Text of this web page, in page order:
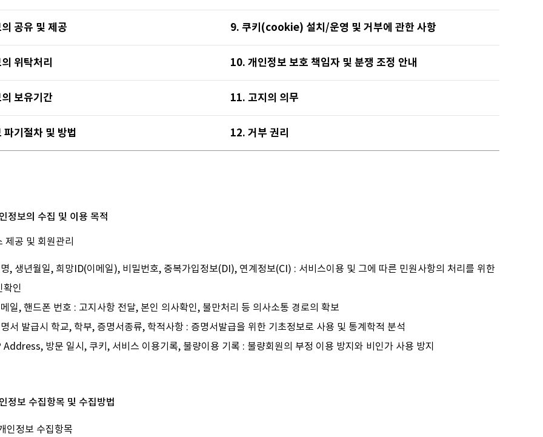
공유 및 제공 9. 쿠키(cookie) 설치/운영 및 거부에 관한 사항
위탁처리 10. 개인정보 보호 책임자 및 분쟁 조정 안내
보유기간 11. 고지의 의무
기절차 및 방법 12. 거부 권리
정보의 수집 및 이용 목적
제공 및 회원관리
, 생년월일, 희망ID(이메일), 비밀번호, 중복가입정보(DI), 연계정보(CI) : 서비스이용 및 그에 따른 민원사항의 처리를 위한
확인
일, 핸드폰 번호 : 고지사항 전달, 본인 의사확인, 불만처리 등 의사소통 경로의 확보
서 발급시 학교, 학부, 증명서종류, 학적사항 : 증명서발급을 위한 기초정보로 사용 및 통계학적 분석
방문 일시, 쿠키, 서비스 이용기록, 불량이용 기록 : 불량회원의 부정 이용 방지와 비인가 사용 방지
정보 수집항목 및 수집방법
인정보 수집항목